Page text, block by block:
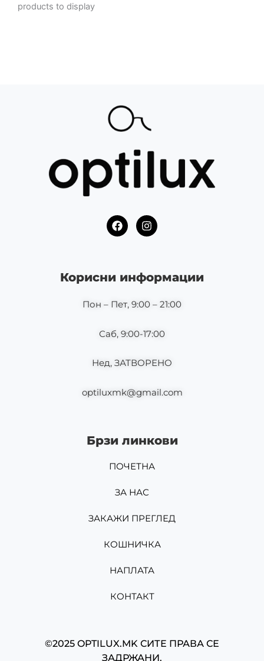
products to display
F
a
o
o
I
n
g
r
m
Корисни информации
Пон – Пет, 9:00 – 21:00
Саб, 9:00-17:00
Нед, ЗАТВОРЕНО
optiluxmk@gmail.com
Брзи линкови
ПОЧЕТНА
ЗА НАС
ЗАКАЖИ ПРЕГЛЕД
КОШНИЧКА
НАПЛАТА
КОНТАКТ
©2025 OPTILUX.MK СИТЕ ПРАВА СЕ
ЗАДРЖАНИ.